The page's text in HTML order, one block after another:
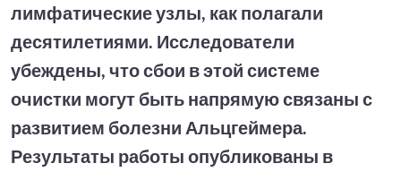
лимфатические узлы, как полагали
десятилетиями. Исследователи
убеждены, что сбои в этой системе
очистки могут быть напрямую связаны с
развитием болезни Альцгеймера.
Результаты работы опубликованы в